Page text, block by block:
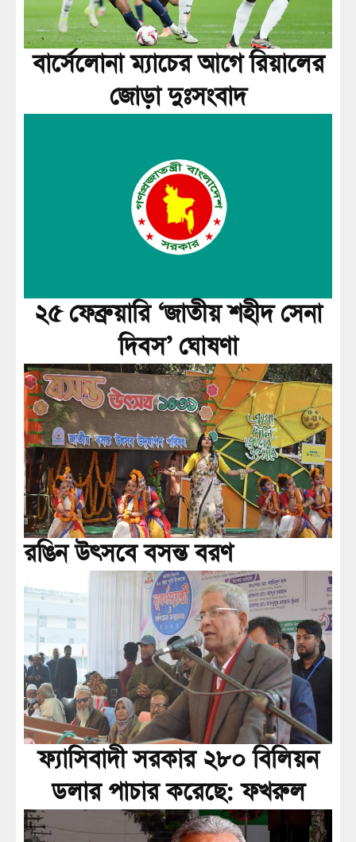
বার্সেলোনা ম্যাচের আগে রিয়ালের
জোড়া দুঃসংবাদ
২৫ ফেব্রুয়ারি ‘জাতীয় শহীদ সেনা
দিবস’ ঘোষণা
রঙিন উৎসবে বসন্ত বরণ
ফ্যাসিবাদী সরকার ২৮০ বিলিয়ন
ডলার পাচার করেছে: ফখরুল